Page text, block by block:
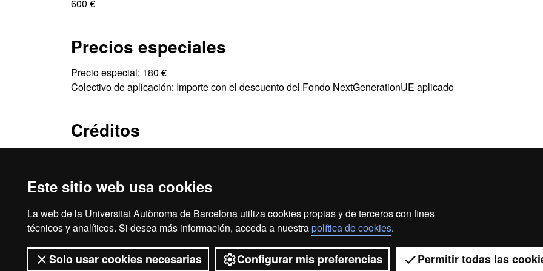
Este sitio web usa cookies
La web de la Universitat Autònoma de Barcelona utiliza cookies propias y de terceros con fines
técnicos y analíticos. Si desea más información, acceda a nuestrapolítica de cookies.
Solo usar cookies necesarias Configurar mis preferencias Permitir todas las
600 €
Precios especiales
Precio especial: 180 €
Colectivo de aplicación: Importe con el descuento del Fondo NextGenerationUE aplicado
Créditos
Inicio Aviso legal Protección de datos Sobre el web
2026 Universitat Autònoma de Barcelona